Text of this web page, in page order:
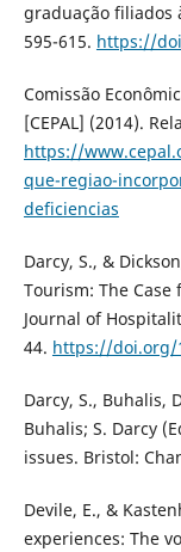
graduação filiados
595-615. https://
Comissão
[CEPAL] (2014).
https://
que-regiao-
deficiencias
Darcy, S., &
Tourism: The Case
Journal of
44. https://doi.org/
Darcy, S., Buhalis,
Buhalis; S. Darcy
issues. Bristol:
Devile, E., &
experiences: The